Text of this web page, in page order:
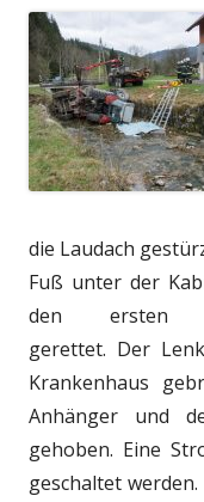
die Laudach
Fuß unter der
den ersten
gerettet. Der
Krankenhaus
Anhänger und
gehoben. Eine
geschaltet